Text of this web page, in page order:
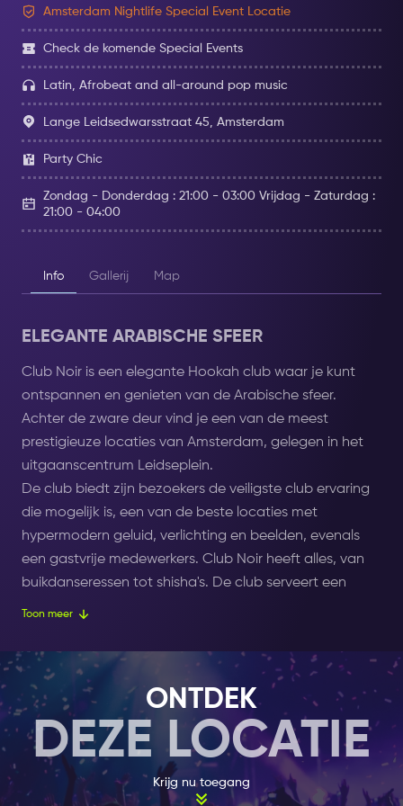
Amsterdam Nightlife Special Event Locatie
Check de komende Special Events
Latin, Afrobeat and all-around pop music
Lange Leidsedwarsstraat 45, Amsterdam
Party Chic
Zondag - Donderdag : 21:00 - 03:00 Vrijdag - Zaturdag :
21:00 - 04:00
Info Gallerij Map
ELEGANTE ARABISCHE SFEER
Club Noir is een elegante Hookah club waar je kunt
ontspannen en genieten van de Arabische sfeer.
Achter de zware deur vind je een van de meest
prestigieuze locaties van Amsterdam, gelegen in het
uitgaanscentrum Leidseplein.
De club biedt zijn bezoekers de veiligste club ervaring
die mogelijk is, een van de beste locaties met
hypermodern geluid, verlichting en beelden, evenals
een gastvrije medewerkers. Club Noir heeft alles, van
buikdanseressen tot shisha's. De club serveert een
breed scala aan premium drankjes en cocktails,
De grootste dj's draaien Latin, afrobeat en allround
muziek, met begeleidende beelden op de schermen.
Dance Evenementen, verjaardagsfeestjes,
studentenfeest, privéfeesten, bedrijfsfeesten, live
muziek, vergaderingen en meer kunnen allemaal op de
locatie worden gehouden. Bij Club Noir kun je van
donderdag tot en met zondagavond dansen op
Toon meer
ONTDEK
DEZE LOCATIE
Krijg nu toegang